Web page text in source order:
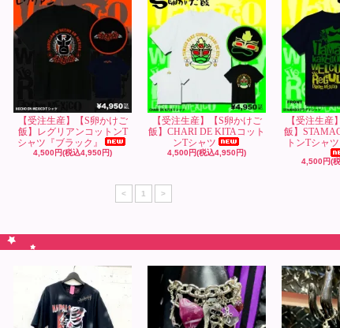
【受注生産】【S卵かけご
飯】レグリアンコットンT
シャツ『ブラック』
4,500円(税込4,950円)
【受注生産】【S卵かけご
飯】CHARI DE KITAコット
ンTシャツ
4,500円(税込4,950円)
【受注生産
飯】
トンTシャ
4,500円(
< 1 >